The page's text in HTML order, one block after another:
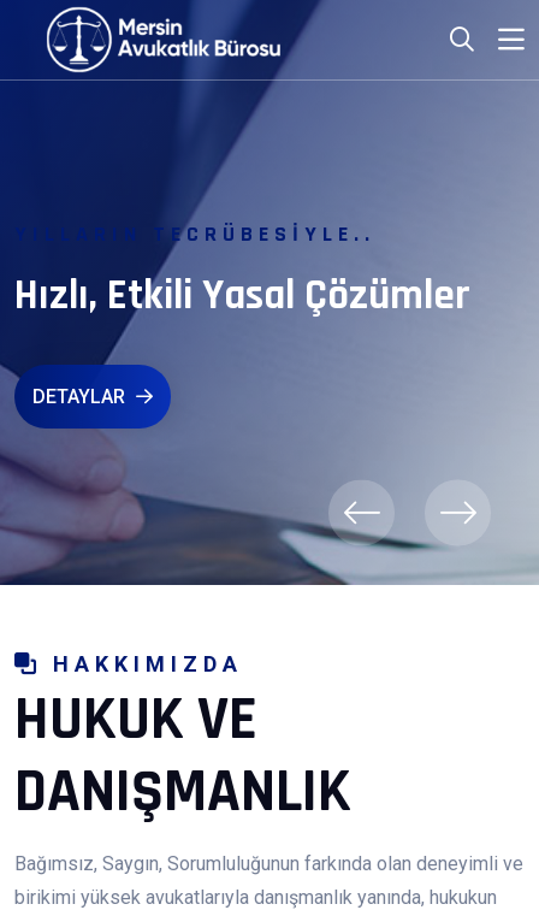
YILLARIN TECRÜBESIYLE..
Hızlı, Etkili Yasal Çözümler
DETAYLAR
HAKKIMIZDA
HUKUK VE
DANIŞMANLIK
Bağımsız, Saygın, Sorumluluğunun farkında olan deneyimli ve
birikimi yüksek avukatlarıyla danışmanlık yanında, hukukun